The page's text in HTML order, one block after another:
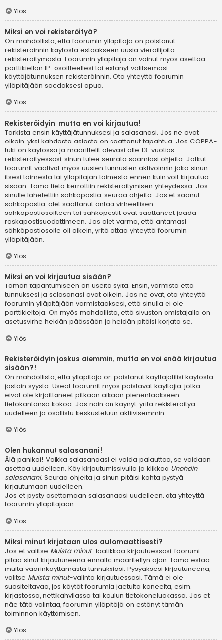
Ylös
Miksi en voi rekisteröityä?
On mahdollista, että foorumin ylläpitäjä on poistanut
rekisteröinnin käytöstä estääkseen uusia vierailijoita
rekisteröitymästä. Foorumin ylläpitäjä on voinut myös asettaa
porttikiellon IP-osoitteellesi tai estänyt valitsemasi
käyttäjätunnuksen rekisteröinnin. Ota yhteyttä foorumin
ylläpitäjään saadaksesi apua.
Ylös
Rekisteröidyin, mutta en voi kirjautua!
Tarkista ensin käyttäjätunnuksesi ja salasanasi. Jos ne ovat
oikein, yksi kahdesta asiasta on saattanut tapahtua. Jos COPPA-
tuki on käytössä ja määrittelit olevasi alle 13-vuotias
rekisteröityessäsi, sinun tulee seurata saamiasi ohjeita. Jotkut
foorumit vaativat myös uusien tunnusten aktivoinnin joko sinun
itsesi toimesta tai ylläpitäjän toimesta ennen kuin voit kirjautua
sisään. Tämä tieto kerrottiin rekisteröitymisen yhteydessä. Jos
sinulle lähetettiin sähköpostia, seuraa ohjeita. Jos et saanut
sähköpostia, olet saattanut antaa virheellisen
sähköpostiosoitteen tai sähköpostit ovat saattaneet jäädä
roskapostisuodattimeen. Jos olet varma, että antamasi
sähköpostiosoite oli oikein, yritä ottaa yhteyttä foorumin
ylläpitäjään.
Ylös
Miksi en voi kirjautua sisään?
Tämän tapahtumiseen on useita syitä. Ensin, varmista että
tunnuksesi ja salasanasi ovat oikein. Jos ne ovat, ota yhteyttä
foorumin ylläpitäjään varmistaaksesi, että sinulla ei ole
porttikieltoja. On myös mahdollista, että sivuston omistajalla on
asetusvirhe heidän päässään ja heidän pitäisi korjata se.
Ylös
Rekisteröidyin joskus aiemmin, mutta en voi enää kirjautua
sisään?!
On mahdollista, että ylläpitäjä on poistanut käyttäjätilisi käytöstä
jostain syystä. Useat foorumit myös poistavat käyttäjiä, jotka
eivät ole kirjoittaneet pitkään aikaan pienentääkseen
tietokantansa kokoa. Jos näin on käynyt, yritä rekisteröityä
uudelleen ja osallistu keskusteluun aktiivisemmin.
Ylös
Olen hukannut salasanani!
Älä panikoi! Vaikka salasanaasi ei voida palauttaa, se voidaan
asettaa uudelleen. Käy kirjautumissivulla ja klikkaa Unohdin
salasanani. Seuraa ohjeita ja sinun pitäisi kohta pystyä
kirjautumaan uudelleen.
Jos et pysty asettamaan salasanaasi uudelleen, ota yhteyttä
foorumin ylläpitäjään.
Ylös
Miksi minut kirjataan ulos automaattisesti?
Jos et valitse Muista minut-laatikkoa kirjautuessasi, foorumi
pitää sinut kirjautuneena ennalta määritellyn ajan. Tämä estää
muita väärinkäyttämästä tunnuksiasi. Pysyäksesi kirjautuneena,
valitse Muista minut-valinta kirjautuessasi. Tämä ei ole
suositeltavaa, jos käytät foorumia jaetulta koneelta, esim.
kirjastossa, nettikahvilassa tai koulun tietokoneluokassa. Jos et
näe tätä valintaa, foorumin ylläpitäjä on estänyt tämän
toiminnon käyttämisen.
Ylös